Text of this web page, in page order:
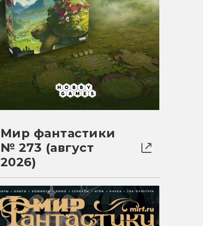
Мир фантастики
№ 273 (август
2026)